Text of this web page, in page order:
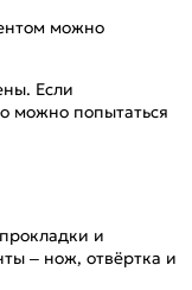
можно
Если
можно попытаться
и
– нож, отвёртка и